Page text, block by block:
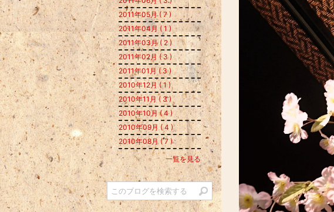
2011年05月 ( 7 )
2011年04月 ( 1 )
2011年03月 ( 2 )
2011年02月 ( 3 )
2011年01月 ( 3 )
2010年12月 ( 1 )
2010年11月 ( 3 )
2010年10月 ( 4 )
2010年09月 ( 4 )
2010年08月 ( 7 )
一覧を見る